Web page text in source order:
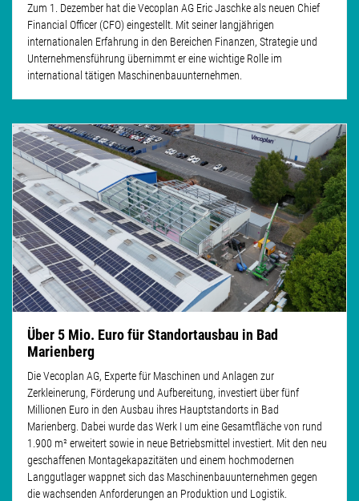
Zum 1. Dezember hat die Vecoplan AG Eric Jaschke als neuen Chief
Financial Officer (CFO) eingestellt. Mit seiner langjährigen
internationalen Erfahrung in den Bereichen Finanzen, Strategie und
Unternehmensführung übernimmt er eine wichtige Rolle im
international tätigen Maschinenbauunternehmen.
Über 5 Mio. Euro für Standortausbau in Bad
Marienberg
Die Vecoplan AG, Experte für Maschinen und Anlagen zur
Zerkleinerung, Förderung und Aufbereitung, investiert über fünf
Millionen Euro in den Ausbau ihres Hauptstandorts in Bad
Marienberg. Dabei wurde das Werk I um eine Gesamtfläche von rund
1.900 m² erweitert sowie in neue Betriebsmittel investiert. Mit den neu
geschaffenen Montagekapazitäten und einem hochmodernen
Langgutlager wappnet sich das Maschinenbauunternehmen gegen
die wachsenden Anforderungen an Produktion und Logistik.